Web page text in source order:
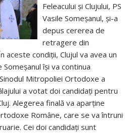
Feleacului și Clujului, PS
Vasile Someșanul, și-a
depus cererea de
retragere din
aceste condiții, Clujul va avea un
își va continua
Mitropoliei Ortodoxe a
a votat doi candidați pentru
Alegerea finală va aparține
Române, care se va întruni
Cei doi candidați sunt